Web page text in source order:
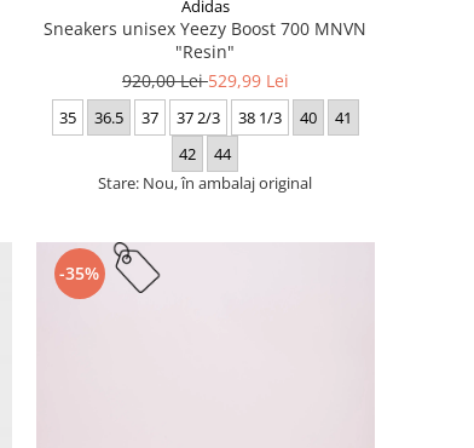
Adidas
Sneakers unisex Yeezy Boost 700 MNVN
"Resin"
920,00 Lei529,99 Lei
35 36.5 37 37 2/3 38 1/3 40
41
42
44
Stare: Nou, în ambalaj original
-35%